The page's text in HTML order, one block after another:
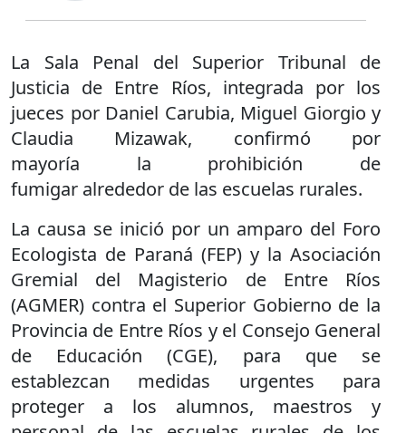
La Sala Penal del Superior Tribunal de
Justicia de Entre Ríos, integrada por los
jueces por Daniel Carubia, Miguel Giorgio y
Claudia Mizawak, confirmó por
mayoría la prohibición de
fumigar alrededor de las escuelas rurales.
La causa se inició por un amparo del Foro
Ecologista de Paraná (FEP) y la Asociación
Gremial del Magisterio de Entre Ríos
(AGMER) contra el Superior Gobierno de la
Provincia de Entre Ríos y el Consejo General
de Educación (CGE), para que se
establezcan medidas urgentes para
proteger a los alumnos, maestros y